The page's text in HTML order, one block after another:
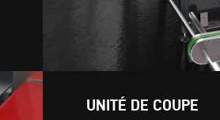
UNITÉ DE COUPE